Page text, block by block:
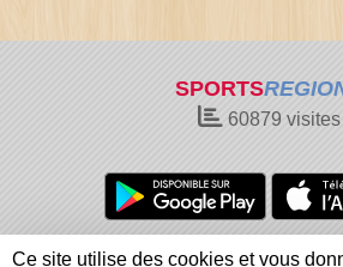
SPORTS
60879 visites
Charte cookies Gestion
Ce site utilise des cookies et vous